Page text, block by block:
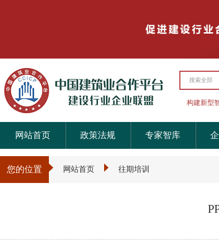
搜索全部
构建新型
网站首页 政策法规 专家智库
您的位置 网站首页 往期培训